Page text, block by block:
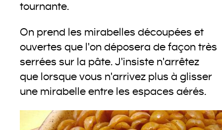
tournante.
On prend les mirabelles découpées et
ouvertes que l'on déposera de façon très
serrées sur la pâte. J'insiste n'arrêtez
que lorsque vous n'arrivez plus à glisser
une mirabelle entre les espaces aérés.